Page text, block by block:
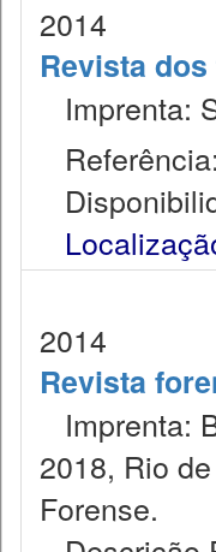
2014
Revista
Imprenta:
2014
Revista
Imprenta:
2018, Rio
Forense.